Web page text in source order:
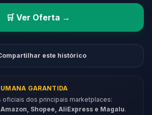
🛒 Ver Oferta →
este histórico
GARANTIDA
oficiais dos principais marketplaces:
Shopee, AliExpress e Magalu.